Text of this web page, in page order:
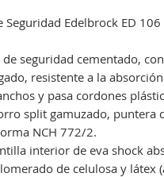
Seguridad Edelbrock ED
de seguridad cementado,
resistente a la
y pasa cordones
split gamuzado, puntera
NCH 772/2.
interior de eva shock
de celulosa y látex